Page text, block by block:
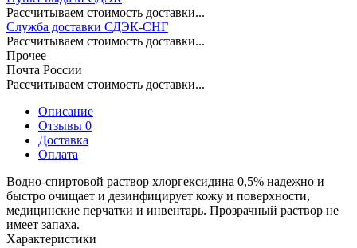
Рассчитываем стоимость доставки...
Служба доставки СДЭК-СНГ
Рассчитываем стоимость доставки...
Прочее
Почта России
Рассчитываем стоимость доставки...
Описание
Отзывы 0
Доставка
Оплата
Водно-спиртовой раствор хлоргексидина 0,5% надежно и
быстро очищает и дезинфицирует кожу и поверхности,
медицинские перчатки и инвентарь. Прозрачный раствор не
имеет запаха.
Характеристики